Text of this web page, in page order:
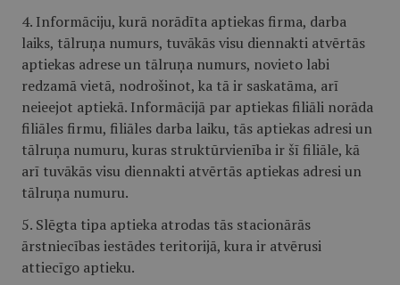
4. Informāciju, kurā norādīta aptiekas firma, darba
laiks, tālruņa numurs, tuvākās visu diennakti atvērtās
aptiekas adrese un tālruņa numurs, novieto labi
redzamā vietā, nodrošinot, ka tā ir saskatāma, arī
neieejot aptiekā. Informācijā par aptiekas filiāli norāda
filiāles firmu, filiāles darba laiku, tās aptiekas adresi un
tālruņa numuru, kuras struktūrvienība ir šī filiāle, kā
arī tuvākās visu diennakti atvērtās aptiekas adresi un
tālruņa numuru.
5. Slēgta tipa aptieka atrodas tās stacionārās
ārstniecības iestādes teritorijā, kura ir atvērusi
attiecīgo aptieku.